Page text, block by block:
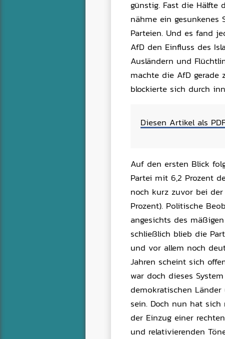
günstig. Fast die Hälfte
nähme ein gesunkenes
Parteien. Und es fand
AfD den Einfluss des
Ausländern und
machte die AfD gerade
blockierte sich durch
Diesen Artikel als
Auf den ersten Blick
Partei mit 6,2 Prozent
noch kurz zuvor bei der
Prozent). Politische
angesichts des
schließlich blieb die
und vor allem noch
Jahren scheint sich
war doch dieses
demokratischen
sein. Doch nun hat
der Einzug einer
und relativierenden